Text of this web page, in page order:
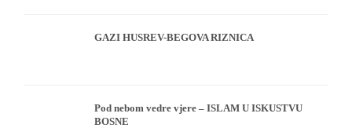
GAZI HUSREV-BEGOVA RIZNICA
Pod nebom vedre vjere – ISLAM U ISKUSTVU
BOSNE